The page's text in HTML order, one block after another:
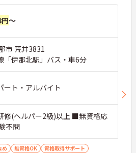
～
市 荒井3831
「伊那北駅」バス・車6分
ート・アルバイト
修(ヘルパー2級)以上 ■無資格応
不問
め 無資格OK
資格取得サポート